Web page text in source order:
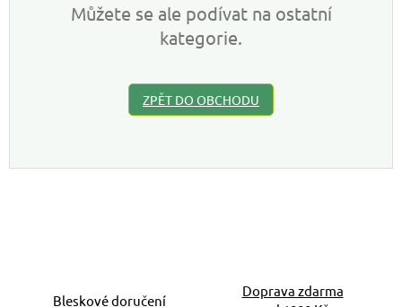
Můžete se ale podívat na ostatní
kategorie.
ZPĚT DO OBCHODU
Bleskové doručení
Doprava zdarma